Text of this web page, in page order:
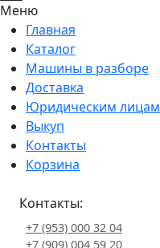
Меню
Главная
Каталог
Машины в разборе
Доставка
Юридическим лицам
Выкуп
Контакты
Корзина
Контакты:
+7 (953) 000 32 04
+7 (909) 004 59 20